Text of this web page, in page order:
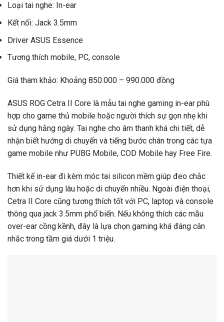
Loại tai nghe: In-ear
Kết nối: Jack 3.5mm
Driver ASUS Essence
Tương thích mobile, PC, console
Giá tham khảo: Khoảng 850.000 – 990.000 đồng
ASUS ROG Cetra II Core là mẫu tai nghe gaming in-ear phù
hợp cho game thủ mobile hoặc người thích sự gọn nhẹ khi
sử dụng hằng ngày. Tai nghe cho âm thanh khá chi tiết, dễ
nhận biết hướng di chuyển và tiếng bước chân trong các tựa
game mobile như PUBG Mobile, COD Mobile hay Free Fire.
Thiết kế in-ear đi kèm móc tai silicon mềm giúp đeo chắc
hơn khi sử dụng lâu hoặc di chuyển nhiều. Ngoài điện thoại,
Cetra II Core cũng tương thích tốt với PC, laptop và console
thông qua jack 3.5mm phổ biến. Nếu không thích các mẫu
over-ear cồng kềnh, đây là lựa chọn gaming khá đáng cân
nhắc trong tầm giá dưới 1 triệu.